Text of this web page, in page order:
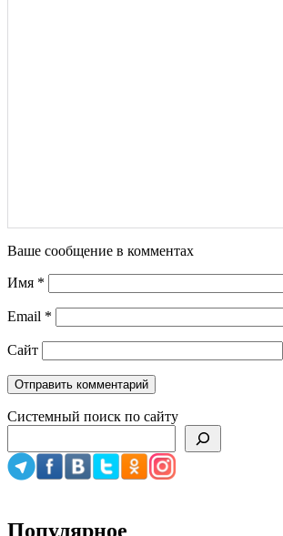
Ваше сообщение в комментах
Имя *
Email *
Сайт
Системный поиск по сайту
Популярное